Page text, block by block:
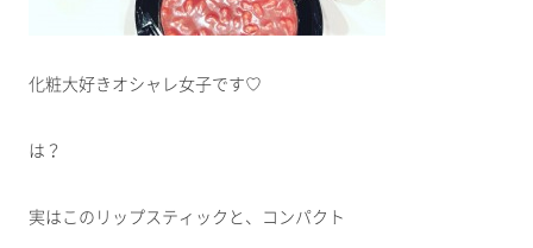
化粧大好きオシャレ女子です♡
は？
実はこのリップスティックと、コンパクト